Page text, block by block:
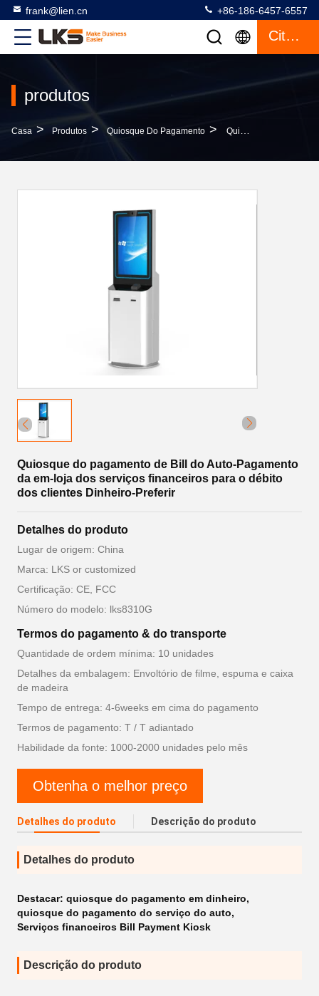
frank@lien.cn +86-186-6457-6557
Citações
produtos
Casa > Produtos > Quiosque Do Pagamento > Quiosque Do Pagamento De Bill Do Auto-Pagamento Da Em-Loja Dos Serviços Financeiros Para O Débito Dos Clientes Dinheiro-Preferir
Quiosque do pagamento de Bill do Auto-Pagamento
da em-loja dos serviços financeiros para o débito
dos clientes Dinheiro-Preferir
Detalhes do produto
Lugar de origem: China
Marca: LKS or customized
Certificação: CE, FCC
Número do modelo: lks8310G
Termos do pagamento & do transporte
Quantidade de ordem mínima: 10 unidades
Detalhes da embalagem: Envoltório de filme, espuma e caixa
de madeira
Tempo de entrega: 4-6weeks em cima do pagamento
Termos de pagamento: T / T adiantado
Habilidade da fonte: 1000-2000 unidades pelo mês
Obtenha o melhor preço
Detalhes do produto Descrição do produto
Detalhes do produto
Destacar: quiosque do pagamento em dinheiro,
quiosque do pagamento do serviço do auto,
Serviços financeiros Bill Payment Kiosk
Descrição do produto